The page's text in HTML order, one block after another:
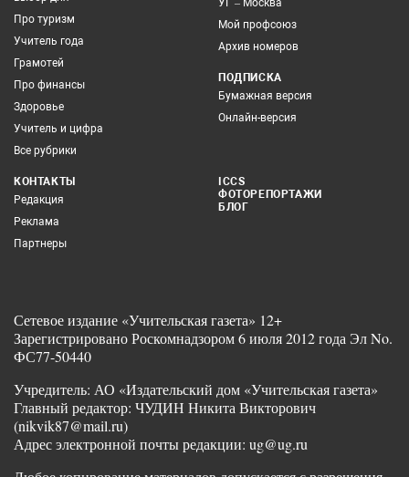
Про туризм
Учитель года
Грамотей
Про финансы
Здоровье
Учитель и цифра
Все рубрики
УГ – Москва
Мой профсоюз
Архив номеров
ПОДПИСКА
Бумажная версия
Онлайн-версия
КОНТАКТЫ
Редакция
Реклама
Партнеры
ICCS
ФОТОРЕПОРТАЖИ
БЛОГ
Сетевое издание «Учительская газета» 12+
Зарегистрировано Роскомнадзором 6 июля 2012 года Эл No.
ФС77-50440
Учредитель: АО «Издательский дом «Учительская газета»
Главный редактор: ЧУДИН Никита Викторович
(nikvik87@mail.ru)
Адрес электронной почты редакции: ug@ug.ru